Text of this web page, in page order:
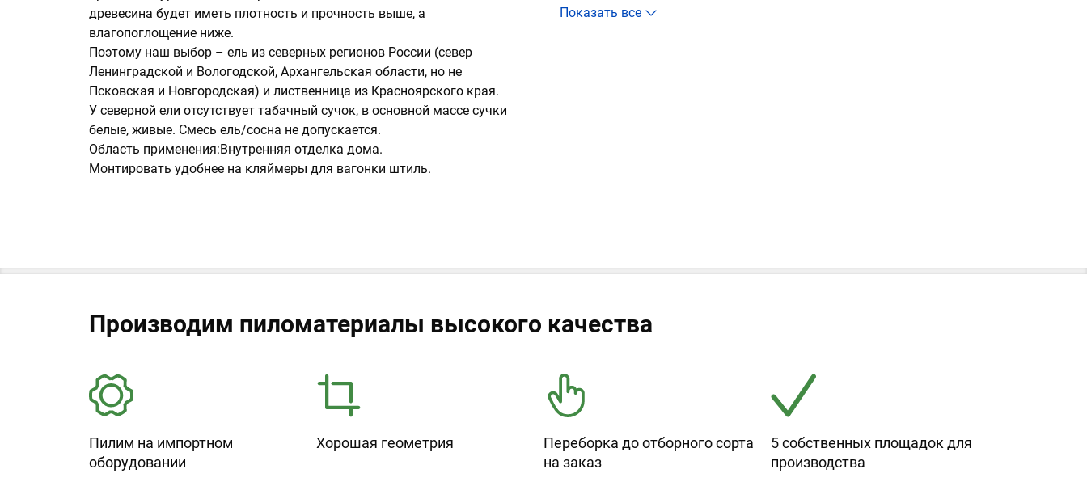
древесина будет иметь плотность и прочность выше, а
влагопоглощение ниже.
Поэтому наш выбор – ель из северных регионов России (север
Ленинградской и Вологодской, Архангельская области, но не
Псковская и Новгородская) и лиственница из Красноярского края.
У северной ели отсутствует табачный сучок, в основной массе сучки
белые, живые. Смесь ель/сосна не допускается.
Область применения:Внутренняя отделка дома.
Монтировать удобнее на кляймеры для вагонки штиль.
Производим пиломатериалы высокого качества
Пилим на импортном
оборудовании
Хорошая геометрия
Переборка до отборного сорта
на заказ
5 собственных площадок для
производства